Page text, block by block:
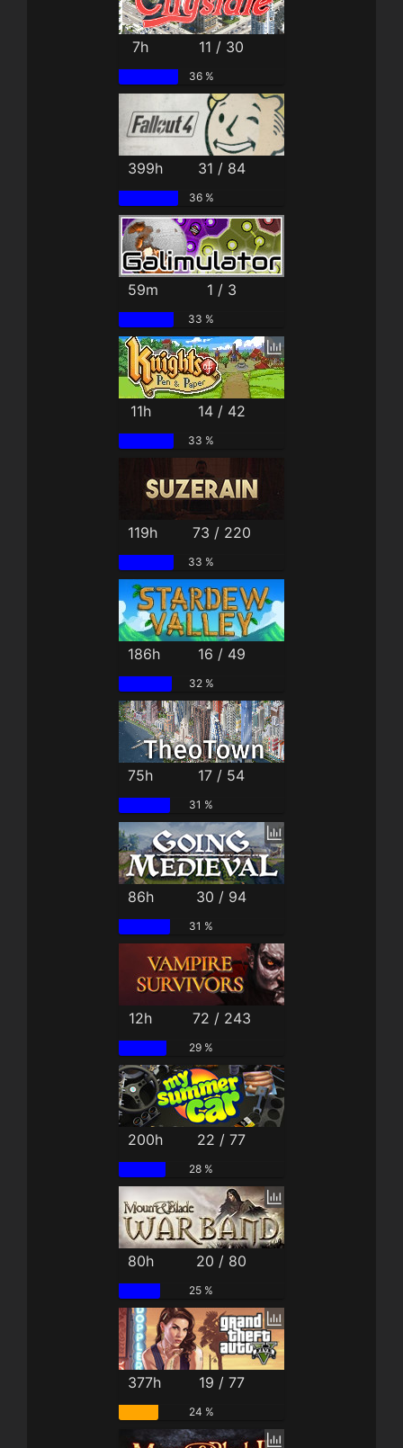
7h 11 / 30
36 %
399h 31 / 84
36 %
59m 1 / 3
33 %
11h 14 / 42
33 %
119h 73 / 220
33 %
186h 16 / 49
32 %
75h 17 / 54
31 %
86h 30 / 94
31 %
12h 72 / 243
29 %
200h 22 / 77
28 %
80h 20 / 80
25 %
377h 19 / 77
24 %